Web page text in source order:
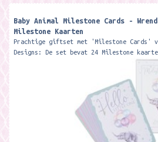
Baby Animal Milestone Cards -
Milestone Kaarten
Prachtige giftset met 'Milestone Cards'
Designs: De set bevat 24 Milestone